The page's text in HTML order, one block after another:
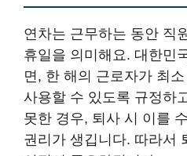
연차는 근무하는 동안 직
휴일을 의미해요. 대한민
면, 한 해의 근로자가 최
사용할 수 있도록 규정하
못한 경우, 퇴사 시 이를
권리가 생깁니다. 따라서